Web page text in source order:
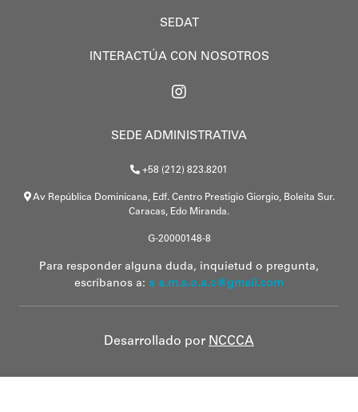
SEDAT
INTERACTÚA CON NOSOTROS
SEDE ADMINISTRATIVA
+58 (212) 823.8201
Av República Dominicana, Edf. Centro Prestigio Giorgio, Boleita Sur.
Caracas, Edo Miranda.
G-20000148-8
Para responder alguna duda, inquietud o pregunta,
escríbanos a: a a.m.s.o.a.c@gmail.com
Desarrollado por NCCCA